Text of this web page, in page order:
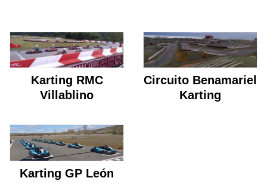
Karting RMC
Villablino
Circuito Benamariel
Karting
Karting GP León